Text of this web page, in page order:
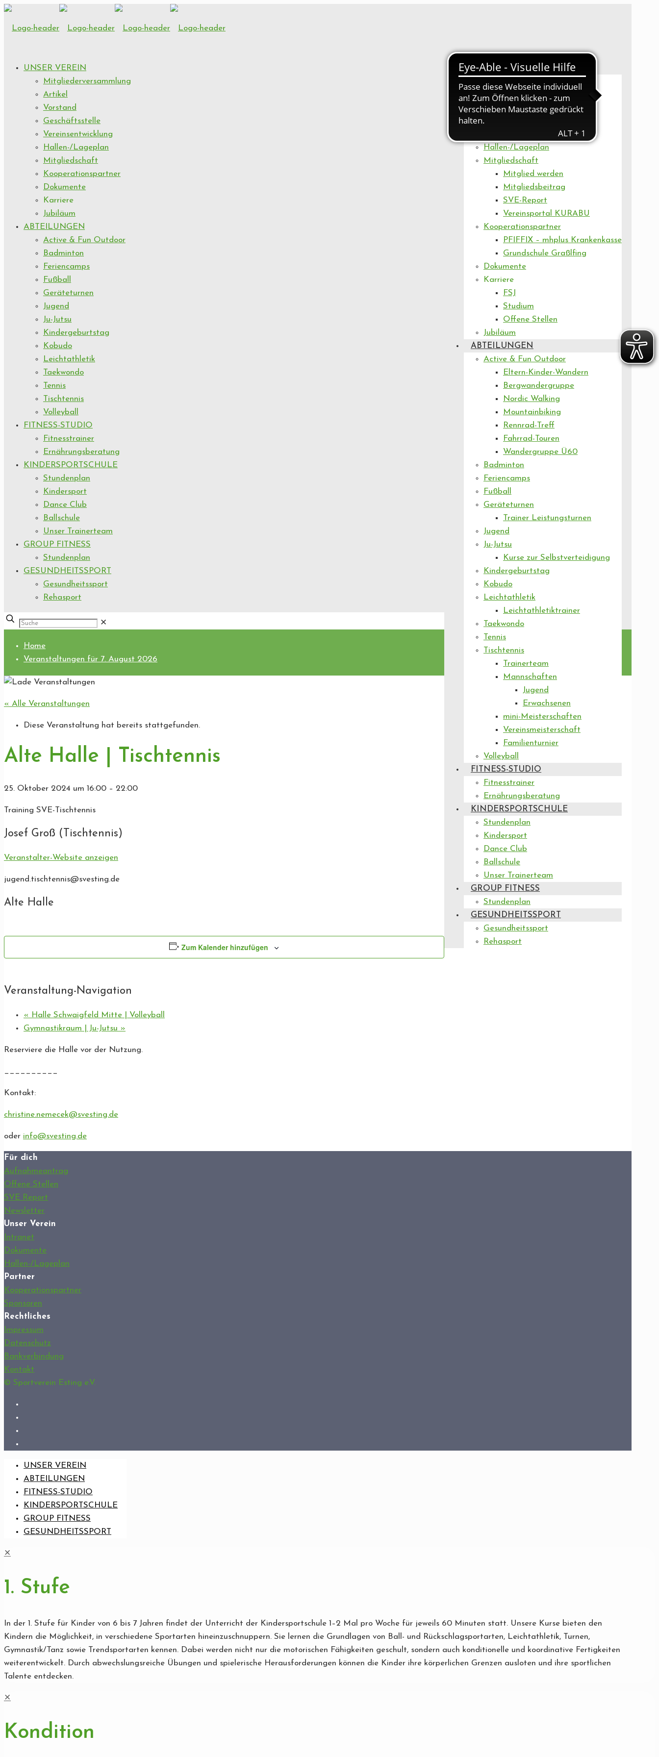
UNSER VEREIN
Artikel
Vorstand
Geschäftsstelle
Hallen-/Lageplan
Mitgliedschaft
Mitglied werden
Mitgliedsbeitrag
SVE-Report
Vereinsportal KURABU
Kooperationspartner
PFIFFIX – mhplus Krankenkasse
Grundschule Graßlfing
Dokumente
Karriere
FSJ
Studium
Offene Stellen
Jubiläum
ABTEILUNGEN
Active & Fun Outdoor
Eltern-Kinder-Wandern
Bergwandergruppe
Nordic Walking
Mountainbiking
Rennrad-Treff
Fahrrad-Touren
Wandergruppe Ü60
Badminton
Feriencamps
Fußball
Geräteturnen
Trainer Leistungsturnen
Jugend
Ju-Jutsu
Kurse zur Selbstverteidigung
Kindergeburtstag
Kobudo
Leichtathletik
Leichtathletiktrainer
Taekwondo
Tennis
Tischtennis
Trainerteam
Mannschaften
Jugend
Erwachsenen
mini-Meisterschaften
Vereinsmeisterschaft
Familienturnier
Volleyball
FITNESS-STUDIO
Fitnesstrainer
Ernährungsberatung
KINDERSPORTSCHULE
Stundenplan
Kindersport
Dance Club
Ballschule
Unser Trainerteam
GROUP FITNESS
Stundenplan
GESUNDHEITSSPORT
Gesundheitssport
Rehasport
UNSER VEREIN
Mitgliederversammlung
Artikel
Vorstand
Geschäftsstelle
Vereinsentwicklung
Hallen-/Lageplan
Mitgliedschaft
Kooperationspartner
Dokumente
Karriere
Jubiläum
ABTEILUNGEN
Active & Fun Outdoor
Badminton
Feriencamps
Fußball
Geräteturnen
Jugend
Ju-Jutsu
Kindergeburtstag
Kobudo
Leichtathletik
Taekwondo
Tennis
Tischtennis
Volleyball
FITNESS-STUDIO
Fitnesstrainer
Ernährungsberatung
KINDERSPORTSCHULE
Stundenplan
Kindersport
Dance Club
Ballschule
Unser Trainerteam
GROUP FITNESS
Stundenplan
GESUNDHEITSSPORT
Gesundheitssport
Rehasport
✕
Home
Veranstaltungen für 7. August 2026
« Alle Veranstaltungen
Diese Veranstaltung hat bereits stattgefunden.
Alte Halle | Tischtennis
25. Oktober 2024 um 16:00 – 22:00
Training SVE-Tischtennis
Josef Groß (Tischtennis)
Veranstalter-Website anzeigen
jugend.tischtennis@svesting.de
Alte Halle
Zum Kalender hinzufügen
Veranstaltung-Navigation
« Halle Schwaigfeld Mitte | Volleyball
Gymnastikraum | Ju-Jutsu »
Reserviere die Halle vor der Nutzung.
__________
Kontakt:
christine.nemecek@svesting.de
oder info@svesting.de
Für dich
Aufnahmeantrag
Offene Stellen
SVE Report
Newsletter
Unser Verein
Intranet
Dokumente
Hallen-/Lageplan
Partner
Kooperationspartner
Sponsoren
Rechtliches
Impressum
Datenschutz
Bankverbindung
Kontakt
© Sportverein Esting e.V.
UNSER VEREIN
ABTEILUNGEN
FITNESS-STUDIO
KINDERSPORTSCHULE
GROUP FITNESS
GESUNDHEITSSPORT
✕
1. Stufe
In der 1. Stufe für Kinder von 6 bis 7 Jahren findet der Unterricht der Kindersportschule 1–2 Mal pro Woche für jeweils 60 Minuten statt. Unsere Kurse bieten den
Kindern die Möglichkeit, in verschiedene Sportarten hineinzuschnuppern. Sie lernen die Grundlagen von Ball- und Rückschlagsportarten, Leichtathletik, Turnen,
Gymnastik/Tanz sowie Trendsportarten kennen. Dabei werden nicht nur die motorischen Fähigkeiten geschult, sondern auch konditionelle und koordinative Fertigkeiten
weiterentwickelt. Durch abwechslungsreiche Übungen und spielerische Herausforderungen können die Kinder ihre körperlichen Grenzen ausloten und ihre sportlichen
Talente entdecken.
✕
Kondition